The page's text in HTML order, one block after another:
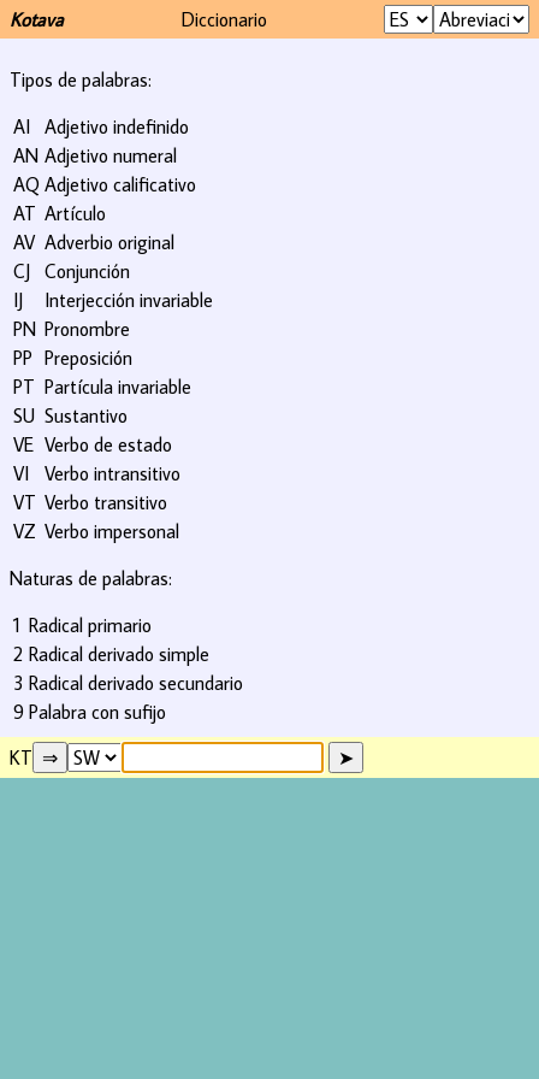
Kotava Diccionario
Tipos de palabras:
AI Adjetivo indefinido
AN Adjetivo numeral
AQ Adjetivo calificativo
AT Artículo
AV Adverbio original
CJ Conjunción
IJ
Interjección invariable
PN Pronombre
PP Preposición
PT Partícula invariable
SU Sustantivo
VE Verbo de estado
VI
Verbo intransitivo
VT Verbo transitivo
VZ Verbo impersonal
Naturas de palabras:
1 Radical primario
2 Radical derivado simple
3 Radical derivado secundario
9 Palabra con sufijo
KT